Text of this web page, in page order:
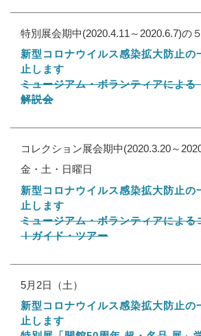
特別展会期中(2020.4.11～2020.6.7)の
新型コロナウイルス感染拡大防止の
止します
ミュージアム・ボランティアによる
解説会
コレクション展会期中(2020.3.20～
金・土・日曜日
新型コロナウイルス感染拡大防止の
止します
ミュージアム・ボランティアによる
Ⅰガイド・ツアー
5月2日（土）
新型コロナウイルス感染拡大防止の
止します